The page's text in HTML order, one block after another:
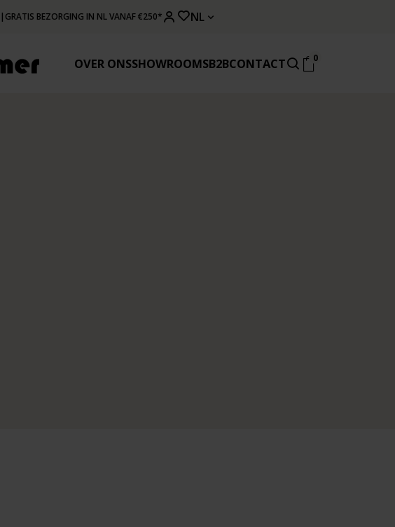
| GRATIS BEZORGING IN NL VANAF €250* NL
OVER ONSSHOWROOMSB2BCONTACT 0